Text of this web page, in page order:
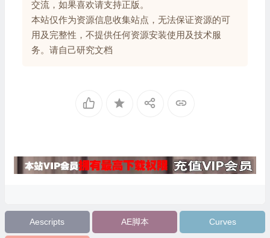
交流，如果喜欢请支持正版。
本站仅作为资源信息收集站点，无法保证资源的可
用及完整性，不提供任何资源安装使用及技术服
务。请自己研究文档
Aescripts AE脚本 Curves